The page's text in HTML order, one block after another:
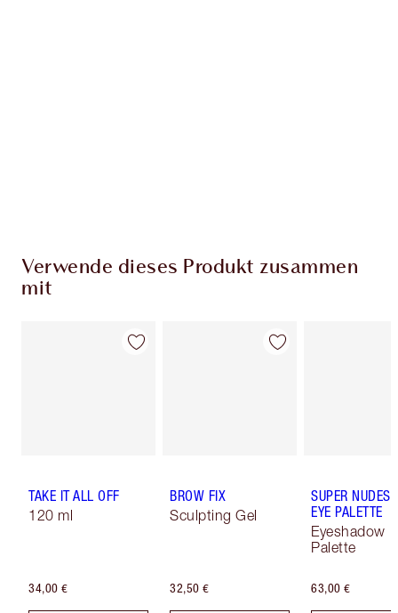
Verwende dieses Produkt zusammen
mit
TAKE IT ALL OFF
120 ml
34,00 €
BROW FIX
Sculpting Gel
32,50 €
SUPER NUDES
EYE PALETTE
Eyeshadow
Palette
63,00 €